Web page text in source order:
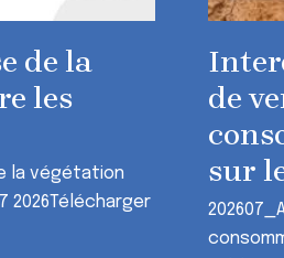
de la
les
la végétation
2026Télécharger
de
sur